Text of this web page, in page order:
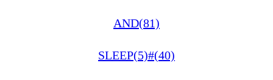
AND(81)
SLEEP(5)#(40)